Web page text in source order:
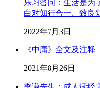
乐习答问：生活是
白对知行合一、致
2022年7月3日
《中庸》全文及注释
2021年8月26日
季谦先生：成人读经